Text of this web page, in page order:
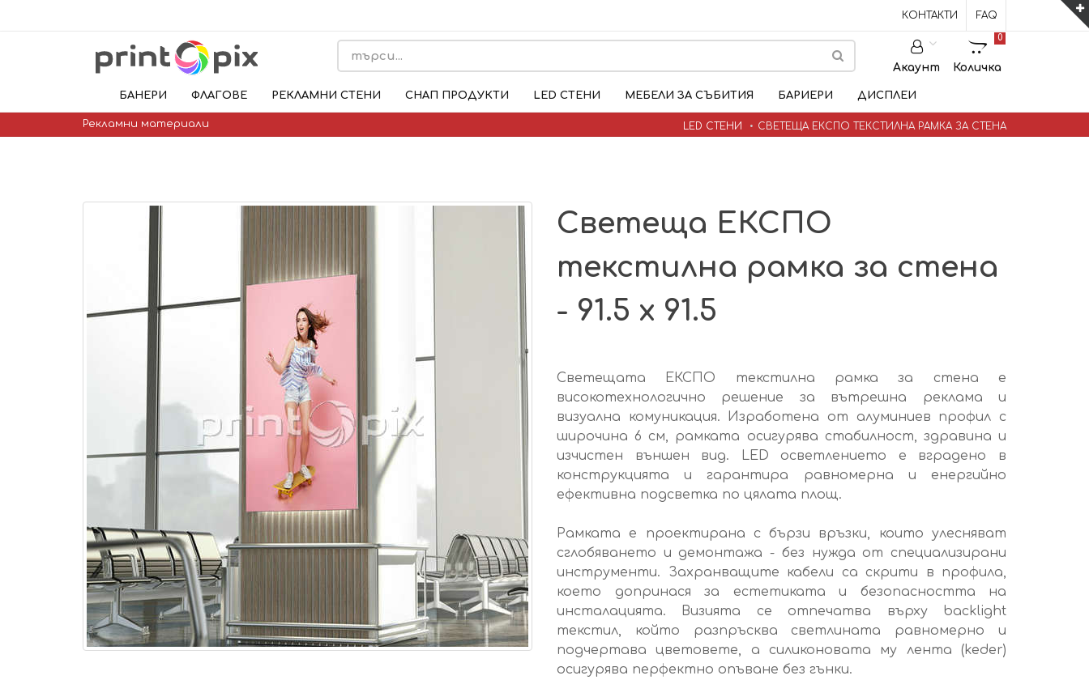
КОНТАКТИ FAQ
Акаунт
0
Количка
БАНЕРИ ФЛАГОВЕ РЕКЛАМНИ СТЕНИ СНАП ПРОДУКТИ LED СТЕНИ МЕБЕЛИ ЗА СЪБИТИЯ БАРИЕРИ ДИСПЛЕИ
LED СТЕНИ СВЕТЕЩА ЕКСПО ТЕКСТИЛНА РАМКА ЗА СТЕНА
Рекламни материали
Светеща ЕКСПО
текстилна рамка за стена
- 91.5 х 91.5
Светещата ЕКСПО текстилна рамка за стена е
високотехнологично решение за вътрешна реклама и
визуална комуникация. Изработена от алуминиев профил с
широчина 6 см, рамката осигурява стабилност, здравина и
изчистен външен вид. LED осветлението е вградено в
конструкцията и гарантира равномерна и енергийно
ефективна подсветка по цялата площ.
Рамката е проектирана с бързи връзки, които улесняват
сглобяването и демонтажа - без нужда от специализирани
инструменти. Захранващите кабели са скрити в профила,
което допринася за естетиката и безопасността на
инсталацията. Визията се отпечатва върху backlight
текстил, който разпръсква светлината равномерно и
подчертава цветовете, а силиконовата му лента (keder)
осигурява перфектно опъване без гънки.